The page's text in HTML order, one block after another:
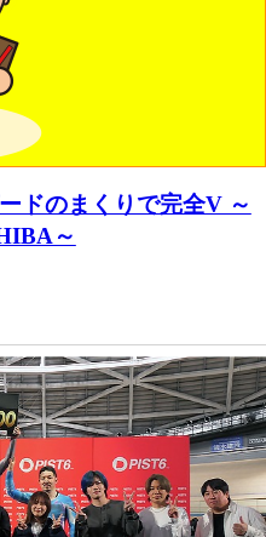
ドのまくりで完全V ～
～